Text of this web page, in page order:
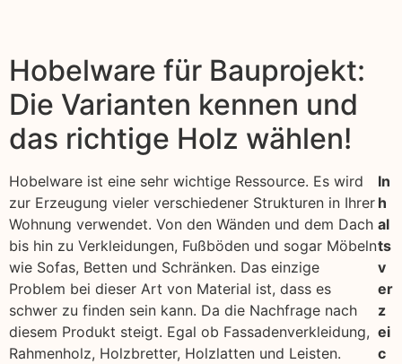
Hobelware für Bauprojekt:
Die Varianten kennen und
das richtige Holz wählen!
Hobelware ist eine sehr wichtige Ressource. Es wird
zur Erzeugung vieler verschiedener Strukturen in Ihrer
Wohnung verwendet. Von den Wänden und dem Dach
bis hin zu Verkleidungen, Fußböden und sogar Möbeln
wie Sofas, Betten und Schränken. Das einzige
Problem bei dieser Art von Material ist, dass es
schwer zu finden sein kann. Da die Nachfrage nach
diesem Produkt steigt. Egal ob Fassadenverkleidung,
Rahmenholz, Holzbretter, Holzlatten und Leisten.
In
h
al
ts
v
er
z
ei
c